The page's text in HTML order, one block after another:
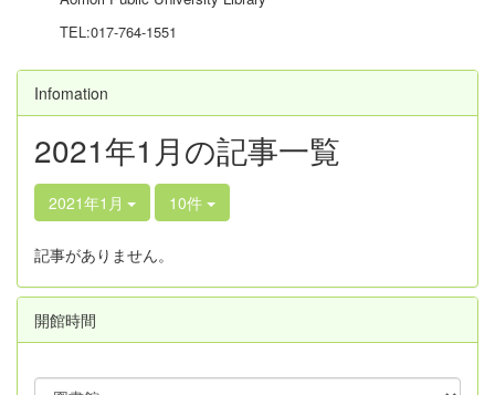
TEL:017-764-1551
Infomation
2021年1月の記事一覧
2021年1月 10件
記事がありません。
開館時間